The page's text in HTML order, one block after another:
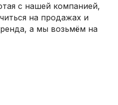
с нашей компанией,
на продажах и
а мы возьмём на